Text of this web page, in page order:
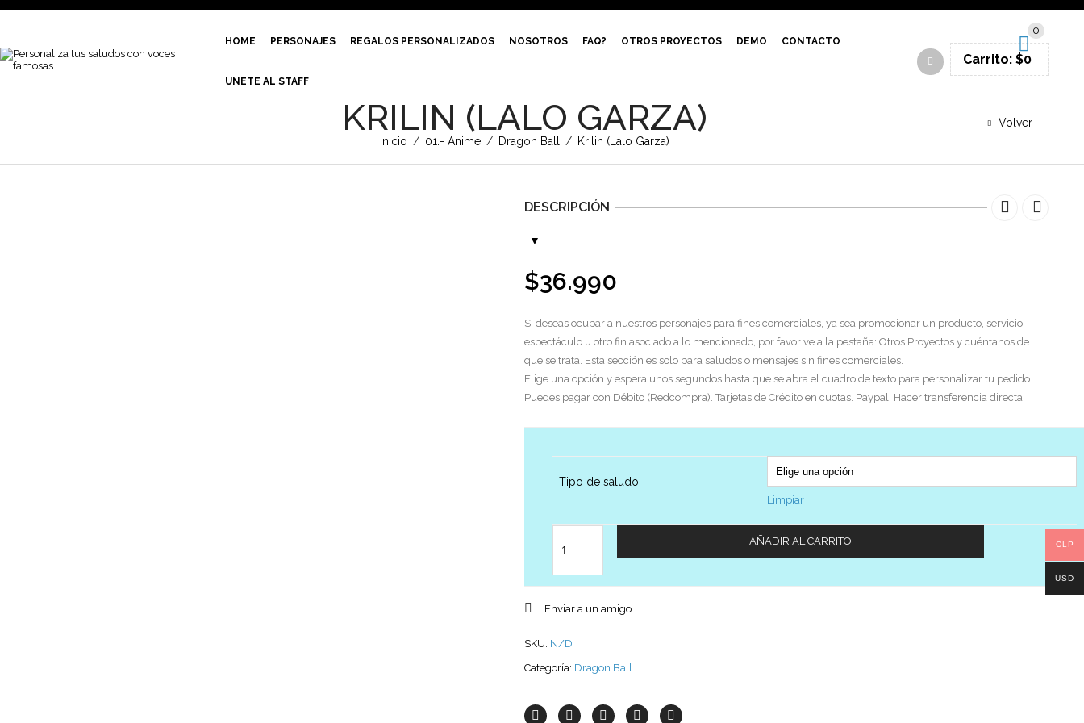
HOME PERSONAJES REGALOS PERSONALIZADOS NOSOTROS FAQ? OTROS PROYECTOS DEMO CONTACTO
UNETE AL STAFF
0
Carrito: $0
KRILIN (LALO GARZA)
Inicio / 01.- Anime / Dragon Ball / Krilin (Lalo Garza)
Volver
DESCRIPCIÓN
$36.990
Si deseas ocupar a nuestros personajes para fines comerciales, ya sea promocionar un producto, servicio,
espectáculo u otro fin asociado a lo mencionado, por favor ve a la pestaña: Otros Proyectos y cuéntanos de
que se trata. Esta sección es solo para saludos o mensajes sin fines comerciales.
Elige una opción y espera unos segundos hasta que se abra el cuadro de texto para personalizar tu pedido.
Puedes pagar con Débito (Redcompra). Tarjetas de Crédito en cuotas. Paypal. Hacer transferencia directa.
Tipo de saludo
Limpiar
AÑADIR AL CARRITO
Enviar a un amigo
SKU: N/D
Categoría: Dragon Ball
CLP
USD